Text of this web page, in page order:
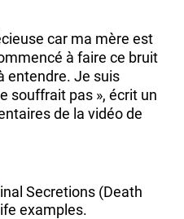
car ma mère est
à faire ce bruit
entendre. Je suis
souffrait pas », écrit un
de la vidéo de
Secretions (Death
examples.